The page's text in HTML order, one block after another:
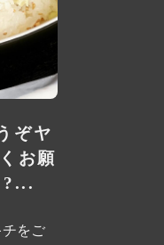
ぞヤ
お願
をご